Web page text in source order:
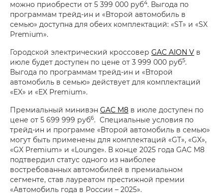
можно приобрести от 5 399 000 руб4. Выгода по
программам трейд-ин и «Второй автомобиль в
семью» доступна для обеих комплектаций: «ST» и «SX
Premium».
Городской электрический кроссовер GAC AION V в
июле будет доступен по цене от 3 999 000 руб5.
Выгода по программам трейд-ин и «Второй
автомобиль в семью» действует для комплектаций
«EX» и «EX Premium».
Премиальный минивэн GAC M8 в июле доступен по
цене от 5 699 999 руб6. Специальные условия по
трейд-ин и программе «Второй автомобиль в семью»
могут быть применены для комплектаций «GT», «GX»,
«GX Premium» и «Lounge». В конце 2025 года GAC M8
подтвердил статус одного из наиболее
востребованных автомобилей в премиальном
сегменте, став лауреатом престижной премии
«Автомобиль года в России – 2025».